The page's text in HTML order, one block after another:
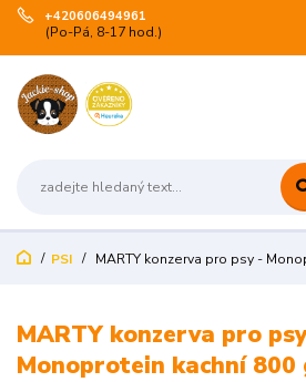
+420606494961
(Po-Pá, 8-17 hod.)
PSI MARTY konzerva pro psy -
MARTY konzerva pro
Monoprotein kachní 800